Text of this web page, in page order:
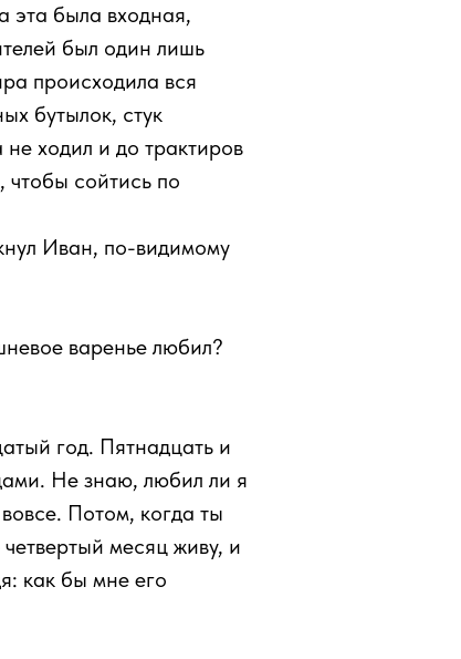
эта была входная,
был один лишь
происходила вся
бутылок, стук
ходил и до трактиров
чтобы сойтись по
Иван, по-видимому
варенье любил?
год. Пятнадцать и
Не знаю, любил ли я
Потом, когда ты
месяц живу, и
как бы мне его